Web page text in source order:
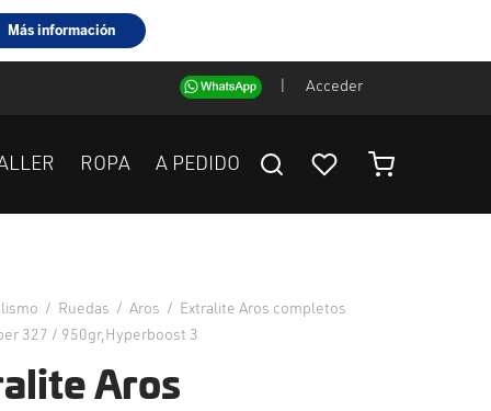
Acceder
ROPA A PEDIDO
/ Ruedas / Aros /
Extralite Aros completos
327 / 950gr,Hyperboost 3
Aros